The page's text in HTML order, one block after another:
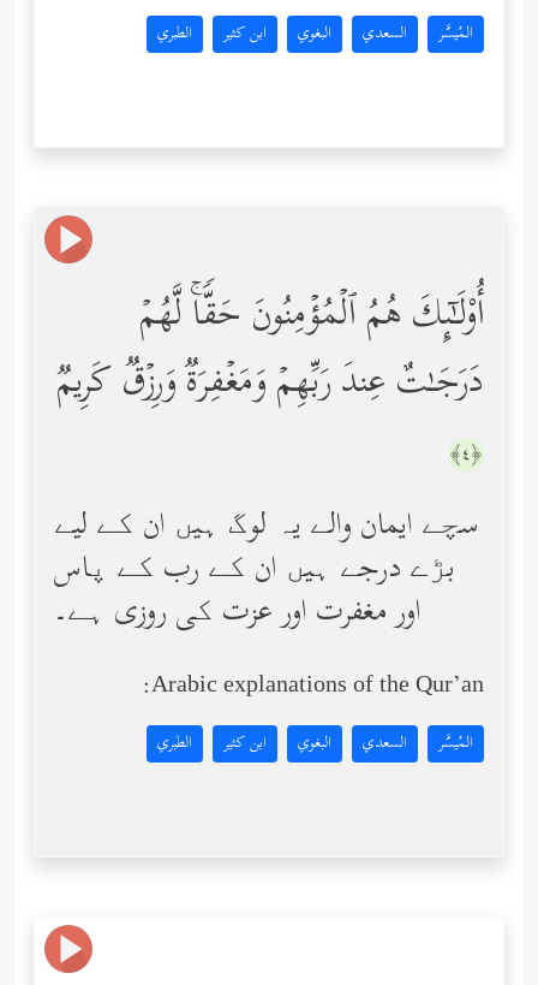
المُيسَّر السعدي البغوي ابن كثير الطبري
أُوْلَـٰۤىِٕكَ هُمُ ٱلۡمُؤۡمِنُونَ حَقࣰّاۚ لَّهُمۡ
دَرَجَـٰتٌ عِندَ رَبِّهِمۡ وَمَغۡفِرَةࣱ وَرِزۡقࣱ كَرِیمࣱ
﴿٤﴾
سچے ایمان والے یہ لوگ ہیں ان کے لیے
بڑے درجے ہیں ان کے رب کے پاس
اور مغفرت اور عزت کی روزی ہے۔
Arabic explanations of the Qur’an:
المُيسَّر السعدي البغوي ابن كثير الطبري